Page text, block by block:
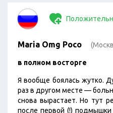
Maria Omg Poco
в полном восторге
Я вообще боялась жутко.
раз в другом месте —
снова вырастает. Но тут
после первой (!)